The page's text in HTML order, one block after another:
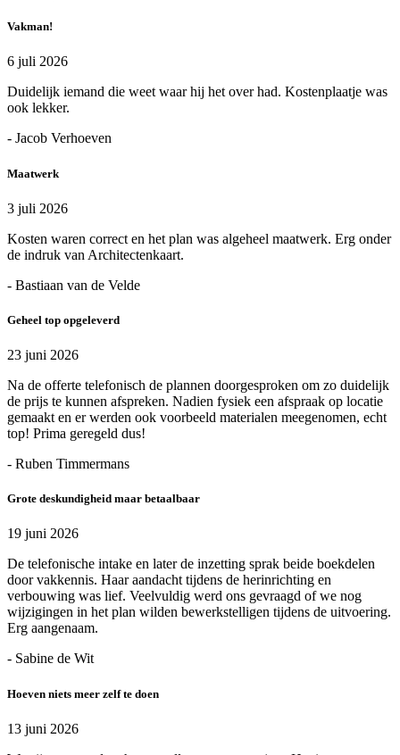
Vakman!
6 juli 2026
Duidelijk iemand die weet waar hij het over had. Kostenplaatje was
ook lekker.
- Jacob Verhoeven
Maatwerk
3 juli 2026
Kosten waren correct en het plan was algeheel maatwerk. Erg onder
de indruk van Architectenkaart.
- Bastiaan van de Velde
Geheel top opgeleverd
23 juni 2026
Na de offerte telefonisch de plannen doorgesproken om zo duidelijk
de prijs te kunnen afspreken. Nadien fysiek een afspraak op locatie
gemaakt en er werden ook voorbeeld materialen meegenomen, echt
top! Prima geregeld dus!
- Ruben Timmermans
Grote deskundigheid maar betaalbaar
19 juni 2026
De telefonische intake en later de inzetting sprak beide boekdelen
door vakkennis. Haar aandacht tijdens de herinrichting en
verbouwing was lief. Veelvuldig werd ons gevraagd of we nog
wijzigingen in het plan wilden bewerkstelligen tijdens de uitvoering.
Erg aangenaam.
- Sabine de Wit
Hoeven niets meer zelf te doen
13 juni 2026